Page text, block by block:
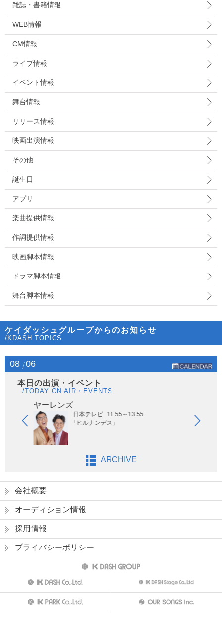
雑誌・書籍情報
WEB情報
CM情報
ライブ情報
イベント情報
舞台情報
リリース情報
映画出演情報
その他
誕生日
アプリ
楽曲提供情報
作詞提供情報
映画脚本情報
ドラマ脚本情報
舞台脚本情報
ケイダッシュグループからのお知らせ
/KDASH TOPICS
08 06
本日の出演・イベント
/TODAY ON AIR・EVENTS
ヤーレンズ
日本テレビ
11:55～13:55
「ヒルナンデス」
ARCHIVE
会社概要
オーディション情報
採用情報
プライバシーポリシー